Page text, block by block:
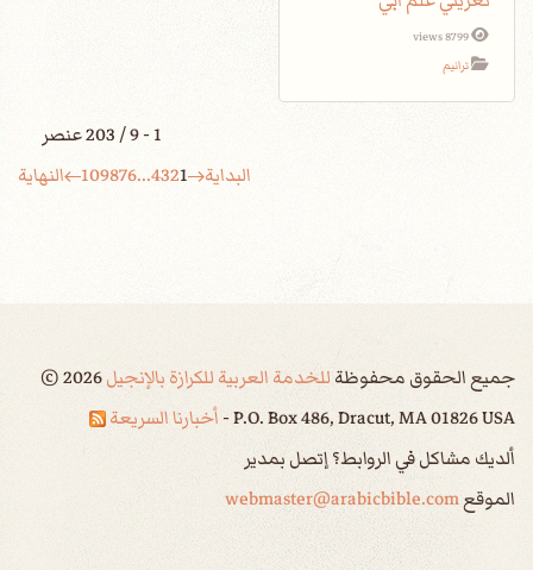
8799 views
ترانيم
1 - 9 / 203 عنصر
البداية
1
2
3
4
...
6
7
8
9
10 النهاية
جميع الحقوق محفوظةللخدمة العربية للكرازة بالإنجيل ©2026
P.O. Box 486, Dracut, MA 01826 USA - أخبارنا السريعة
ألديك مشاكل في الروابط؟ إتصل بمدير
الموقعwebmaster@arabicbible.com